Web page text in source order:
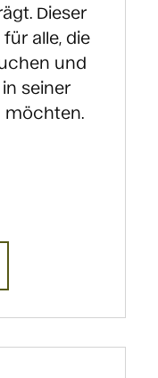
Dieser
alle, die
und
seiner
möchten.
Varianten